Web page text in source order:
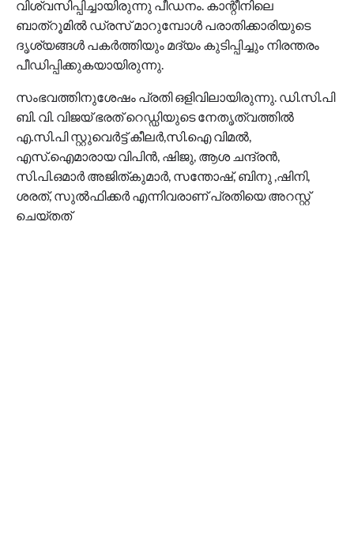
വിശ്വസിപ്പിച്ചായിരുന്നു പീഡനം. കാന്റീനിലെ
ബാത്റൂമിൽ ഡ്രസ് മാറുമ്പോൾ പരാതിക്കാരിയുടെ
ദൃശ്യങ്ങൾ പകർത്തിയും മദ്യം കുടിപ്പിച്ചും നിരന്തരം
പീഡിപ്പിക്കുകയായിരുന്നു.
സംഭവത്തിനുശേഷം പ്രതി ഒളിവിലായിരുന്നു. ഡി.സി.പി
ബി. വി. വിജയ് ഭരത് റെഡ്ഡിയുടെ നേതൃത്വത്തിൽ
എ.സി.പി സ്റ്റുവെർട്ട് കീലർ,സി.ഐ വിമൽ,
എസ്.ഐമാരായ വിപിൻ, ഷിജു, ആശ ചന്ദ്രൻ,
സി.പി.ഒമാർ അജിത്കുമാർ, സന്തോഷ്, ബിനു ,ഷിനി,
ശരത്, സുൽഫിക്കർ എന്നിവരാണ് പ്രതിയെ അറസ്റ്റ്
ചെയ്തത്